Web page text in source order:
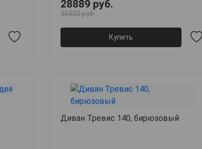
28889 руб.
35823 руб.
Купить
Диван Тревис 140, бирюзовый